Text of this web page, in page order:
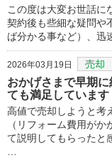
この度は大変お世話に
契約後も些細な疑問や
ば分かる事など）、迅
2026年03月19日 売却
おかげさまで早期
ても満足しています
高値で売却しようと考
（リフォーム費用が
て説明してもらったと